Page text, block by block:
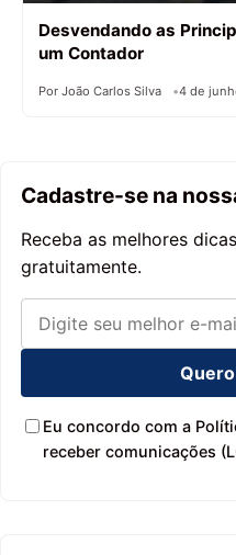
Desvendando as
um Contador
Por João Carlos Silva 4 de
Cadastre-se na
Receba as melhores
gratuitamente.
Eu concordo com a
receber comunicações